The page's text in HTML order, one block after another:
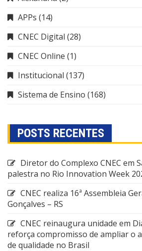
APPs (14)
CNEC Digital (28)
CNEC Online (1)
Institucional (137)
Sistema de Ensino (168)
POSTS RECENTES
Diretor do Complexo CNEC em
palestra no Rio Innovation Week
CNEC realiza 16ª Assembleia
Gonçalves – RS
CNEC reinaugura unidade em
reforça compromisso de ampliar o
de qualidade no Brasil